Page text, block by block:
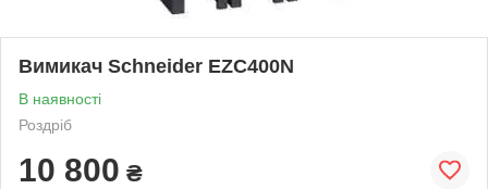
Вимикач Schneider EZC400N
В наявності
Роздріб
10 800 ₴